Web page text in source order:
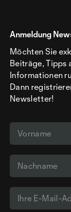
Anmeldung
Möchten Sie
Beiträge, Tipps
Informationen
Dann
Newsletter!